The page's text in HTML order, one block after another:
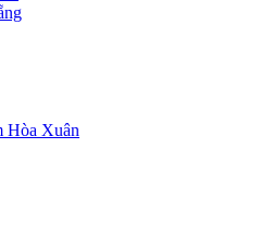
Hòa Xuân